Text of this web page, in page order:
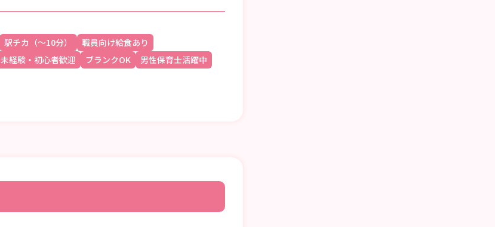
駅チカ（～10分）
職員向け給食あり
未経験・初心者歓迎 ブランクOK
男性保育士活躍中